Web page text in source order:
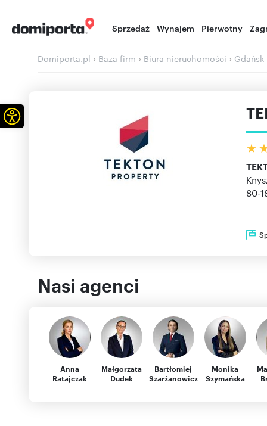
Sprzedaż Wynajem Pierwotny
Domiporta.pl › Baza firm › Biura nieruchomości › Gdańsk
80-
Nasi agenci
Anna
Ratajczak
Małgorzata
Dudek
Bartłomiej
Szarżanowicz
Monika
Szymańska
Otwórz pasek narzędzi